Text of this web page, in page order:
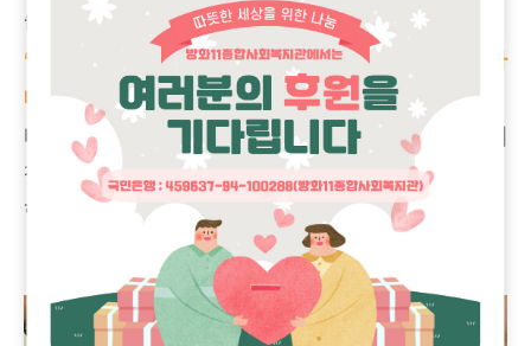
습니다
.
“칼질을 그렇게 하지 말고 더 크게 썰어, 그렇지 잘하
네.”
테이블은 떨어져 있지만 손을 다치지 않는 방법도 알려주려
찾아오시기도 하면서
함께 요리를 완성해 나갔습니다.